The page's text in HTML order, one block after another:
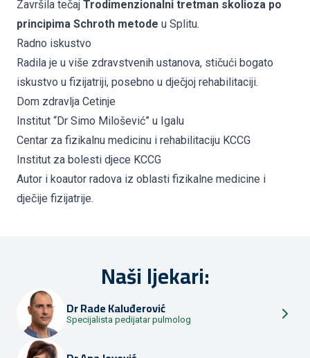
Završila tečaj Trodimenzionalni tretman skolioza po
principima Schroth metode u Splitu.
Radno iskustvo
Radila je u više zdravstvenih ustanova, stičući bogato
iskustvo u fizijatriji, posebno u dječjoj rehabilitaciji.
Dom zdravlja Cetinje
Institut “Dr Simo Milošević” u Igalu
Centar za fizikalnu medicinu i rehabilitaciju KCCG
Institut za bolesti djece KCCG
Autor i koautor radova iz oblasti fizikalne medicine i
dječije fizijatrije.
Naši ljekari:
DrRade Kaluđerović
Specijalista pedijatar pulmolog